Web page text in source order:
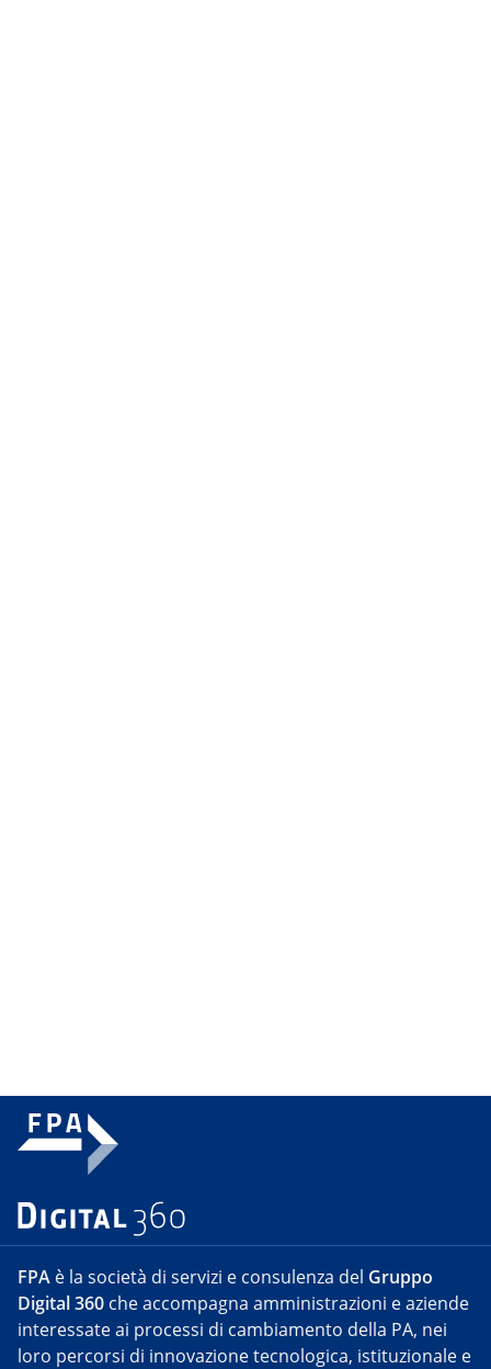
FPA è la società di servizi e consulenza del Gruppo
Digital 360 che accompagna amministrazioni e aziende
interessate ai processi di cambiamento della PA, nei
loro percorsi di innovazione tecnologica, istituzionale e